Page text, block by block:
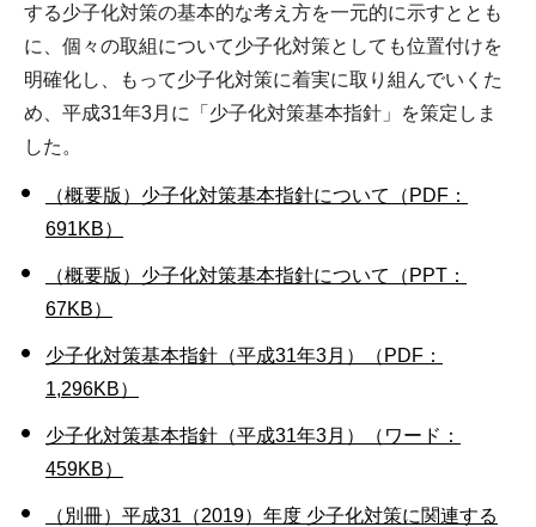
する少子化対策の基本的な考え方を一元的に示すととも
に、個々の取組について少子化対策としても位置付けを
明確化し、もって少子化対策に着実に取り組んでいくた
め、平成31年3月に「少子化対策基本指針」を策定しま
した。
（概要版）少子化対策基本指針について（PDF：
691KB）
（概要版）少子化対策基本指針について（PPT：
67KB）
少子化対策基本指針（平成31年3月）（PDF：
1,296KB）
少子化対策基本指針（平成31年3月）（ワード：
459KB）
（別冊）平成31（2019）年度 少子化対策に関連する